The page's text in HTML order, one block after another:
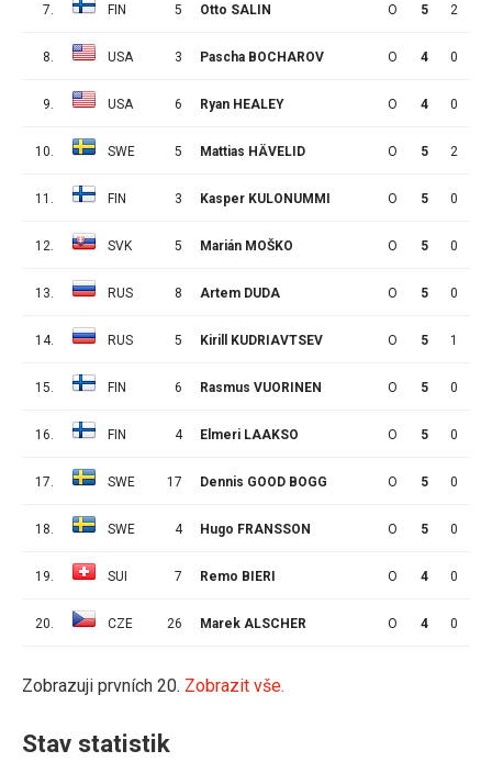
7. FIN 5 Otto SALIN O 5 2
8. USA 3 Pascha BOCHAROV O 4 0
9. USA 6 Ryan HEALEY O 4 0
10. SWE 5 Mattias HÄVELID O 5 2
11. FIN 3 Kasper KULONUMMI O 5 0
12. SVK 5 Marián MOŠKO O 5 0
13. RUS 8 Artem DUDA O 5 0
14. RUS 5 Kirill KUDRIAVTSEV O 5 1
15. FIN 6 Rasmus VUORINEN O 5 0
16. FIN 4 Elmeri LAAKSO O 5 0
17. SWE 17 Dennis GOOD BOGG O 5 0
18. SWE 4 Hugo FRANSSON O 5 0
19. SUI 7 Remo BIERI O 4 0
20. CZE 26 Marek ALSCHER O 4 0
Zobrazuji prvních 20. Zobrazit vše.
Stav statistik